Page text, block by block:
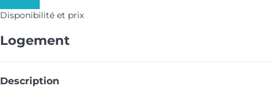
Disponibilité et prix
Logement
Description